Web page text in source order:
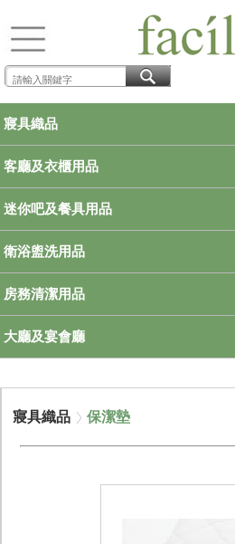
寢具織品
客廳及衣櫃用品
迷你吧及餐具用品
衛浴盥洗用品
房務清潔用品
大廳及宴會廳
寢具織品 保潔墊